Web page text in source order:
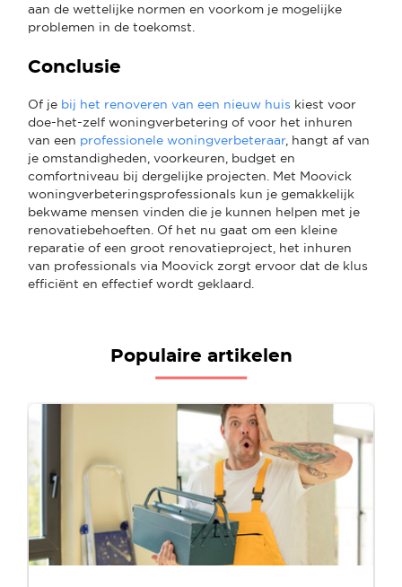
aan de wettelijke normen en voorkom je mogelijke
problemen in de toekomst.
Conclusie
Of je bij het renoveren van een nieuw huis kiest voor
doe-het-zelf woningverbetering of voor het inhuren
van een professionele woningverbeteraar, hangt af van
je omstandigheden, voorkeuren, budget en
comfortniveau bij dergelijke projecten. Met Moovick
woningverbeteringsprofessionals kun je gemakkelijk
bekwame mensen vinden die je kunnen helpen met je
renovatiebehoeften. Of het nu gaat om een kleine
reparatie of een groot renovatieproject, het inhuren
van professionals via Moovick zorgt ervoor dat de klus
efficiënt en effectief wordt geklaard.
Populaire artikelen